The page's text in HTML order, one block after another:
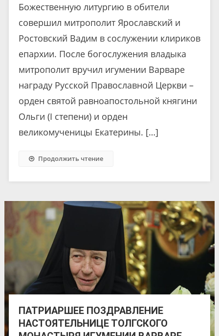
Божественную литургию в обители
совершил митрополит Ярославский и
Ростовский Вадим в сослужении клириков
епархии. После богослужения владыка
митрополит вручил игумении Варваре
награду Русской Православной Церкви –
орден святой равноапостольной княгини
Ольги (I степени) и орден
великомученицы Екатерины. […]
Продолжить чтение
ПАТРИАРШЕЕ ПОЗДРАВЛЕНИЕ
НАСТОЯТЕЛЬНИЦЕ ТОЛГСКОГО